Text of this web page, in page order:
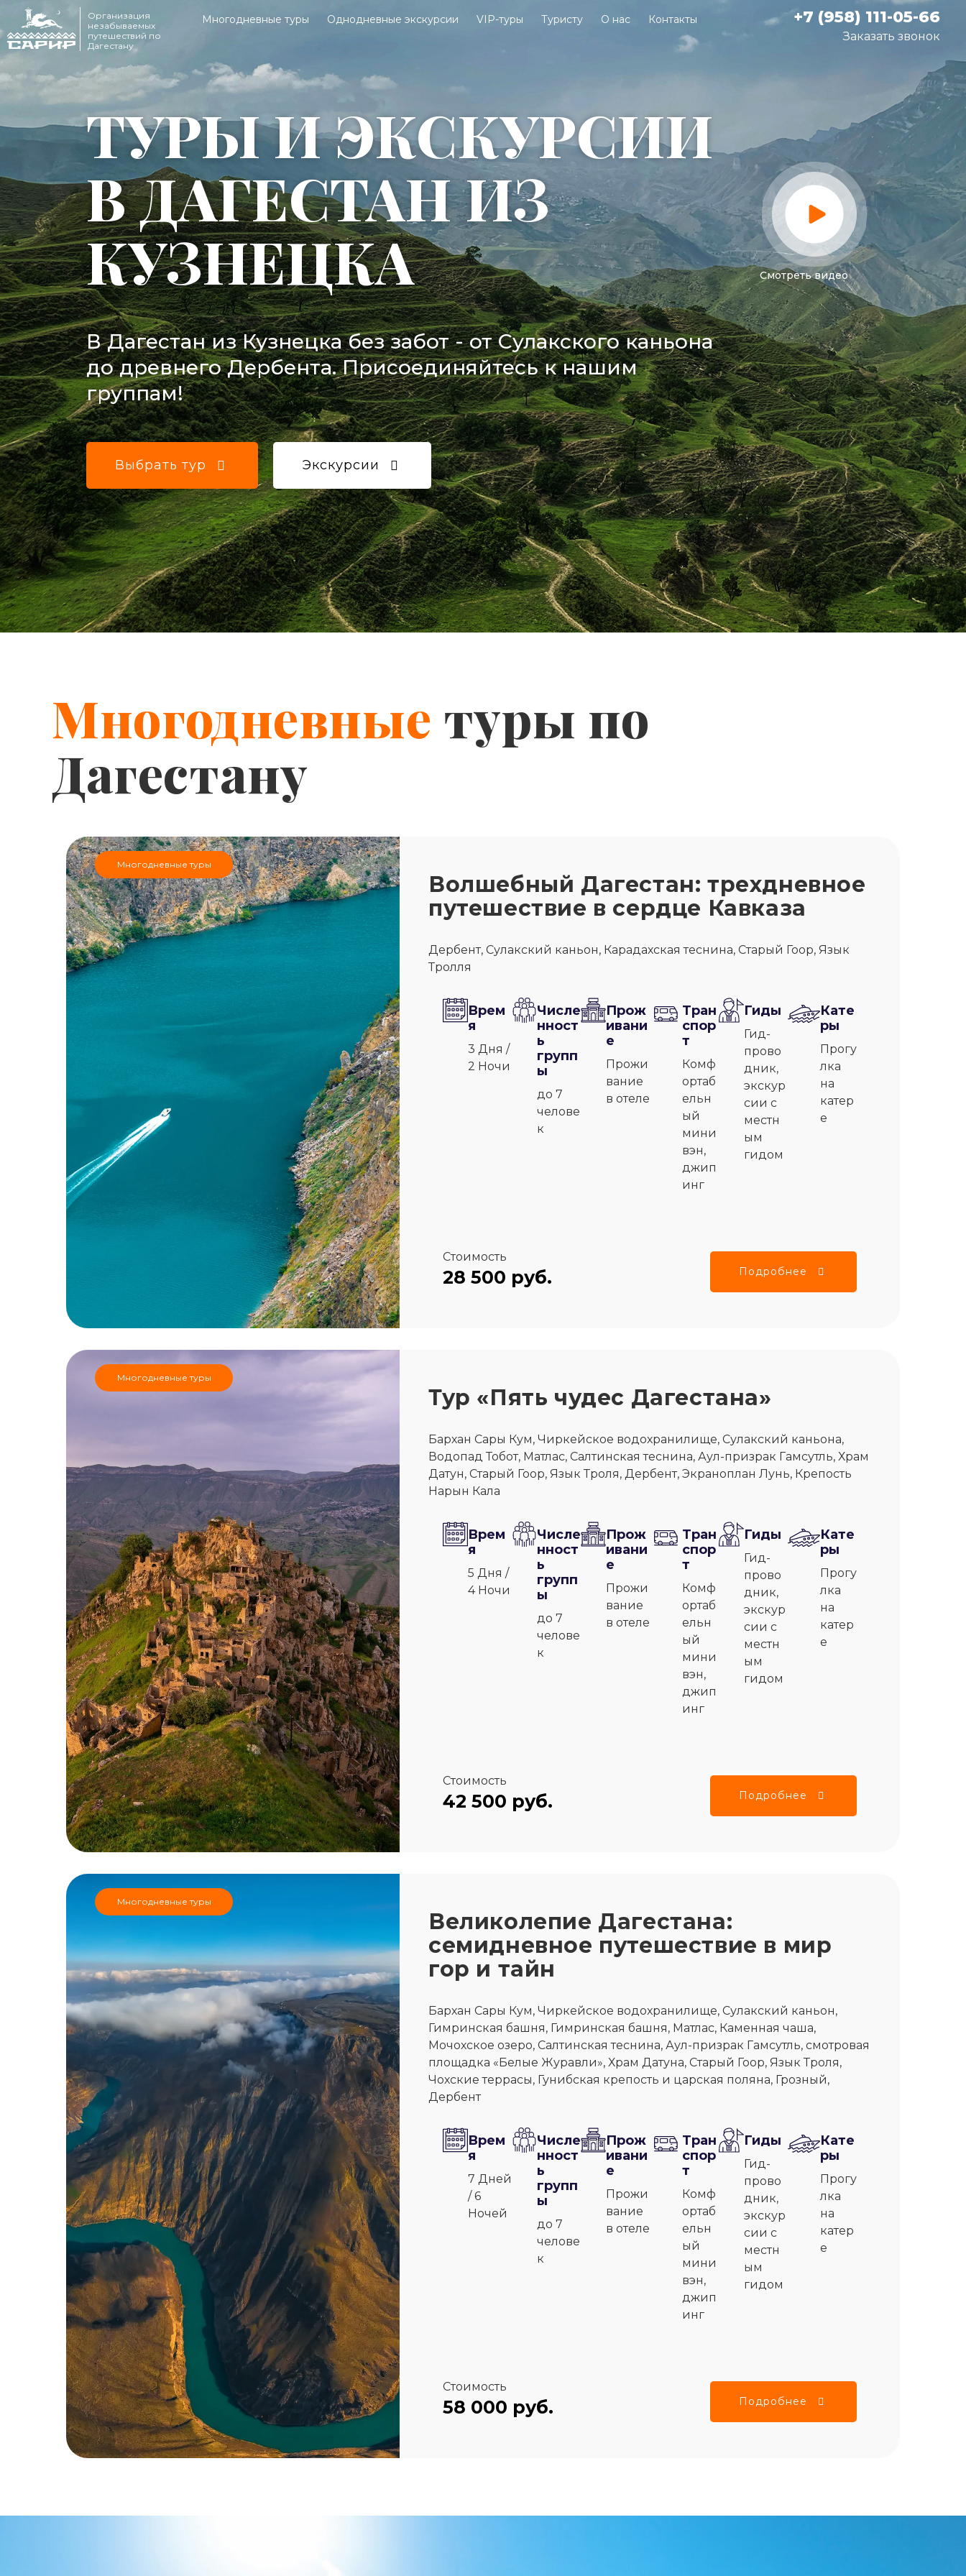
Организация
незабываемых
путешествий по
Дагестану
Многодневные туры Однодневные экскурсии VIP-туры Туристу О нас Контакты +7 (958) 111-05-66
Заказать звонок
ТУРЫ И ЭКСКУРСИИ
В ДАГЕСТАН ИЗ
КУЗНЕЦКА
В Дагестан из Кузнецка без забот - от Сулакского каньона
до древнего Дербента. Присоединяйтесь к нашим
группам!
Выбрать тур Экскурсии
Смотреть видео
Многодневные туры по
Дагестану
Многодневные туры
Волшебный Дагестан: трехдневное
путешествие в сердце Кавказа
Дербент, Сулакский каньон, Карадахская теснина, Старый Гоор, Язык
Тролля
Врем
я
3 Дня /
2 Ночи
Числе
нност
ь
групп
ы
до 7
челове
к
Прож
ивани
е
Прожи
вание
в отеле
Тран
спор
т
Комф
ортаб
ельн
ый
мини
вэн,
джип
инг
Гиды
Гид-
прово
дник,
экскур
сии с
местн
ым
гидом
Кате
ры
Прогу
лка
на
катер
е
Стоимость
28 500 руб. Подробнее
Многодневные туры
Тур «Пять чудес Дагестана»
Бархан Сары Кум, Чиркейское водохранилище, Сулакский каньона,
Водопад Тобот, Матлас, Салтинская теснина, Аул-призрак Гамсутль, Храм
Датун, Старый Гоор, Язык Троля, Дербент, Экраноплан Лунь, Крепость
Нарын Кала
Врем
я
5 Дня /
4 Ночи
Числе
нност
ь
групп
ы
до 7
челове
к
Прож
ивани
е
Прожи
вание
в отеле
Тран
спор
т
Комф
ортаб
ельн
ый
мини
вэн,
джип
инг
Гиды
Гид-
прово
дник,
экскур
сии с
местн
ым
гидом
Кате
ры
Прогу
лка
на
катер
е
Стоимость
42 500 руб. Подробнее
Многодневные туры
Великолепие Дагестана:
семидневное путешествие в мир
гор и тайн
Бархан Сары Кум, Чиркейское водохранилище, Сулакский каньон,
Гимринская башня, Гимринская башня, Матлас, Каменная чаша,
Мочохское озеро, Салтинская теснина, Аул-призрак Гамсутль, смотровая
площадка «Белые Журавли», Храм Датуна, Старый Гоор, Язык Троля,
Чохские террасы, Гунибская крепость и царская поляна, Грозный,
Дербент
Врем
я
7 Дней
/ 6
Ночей
Числе
нност
ь
групп
ы
до 7
челове
к
Прож
ивани
е
Прожи
вание
в отеле
Тран
спор
т
Комф
ортаб
ельн
ый
мини
вэн,
джип
инг
Гиды
Гид-
прово
дник,
экскур
сии с
местн
ым
гидом
Кате
ры
Прогу
лка
на
катер
е
Стоимость
58 000 руб. Подробнее